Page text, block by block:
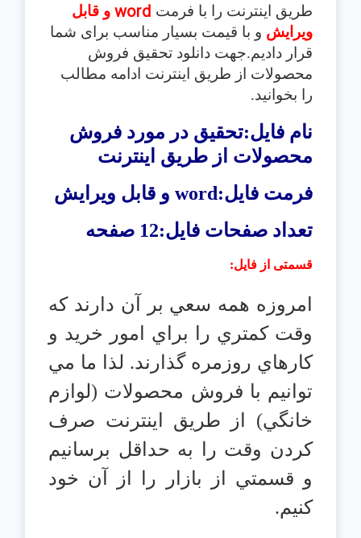
طريق اينترنت را با فرمت word و قابل
ویرایش و با قیمت بسیار مناسب برای شما
قرار دادیم.جهت دانلود تحقیق فروش
محصولات از طريق اينترنت ادامه مطالب
را بخوانید.
نام فایل:تحقیق در مورد فروش
محصولات از طريق اينترنت
فرمت فایل:word و قابل ویرایش
تعداد صفحات فایل:12 صفحه
قسمتی از فایل:
امروزه همه سعي بر آن دارند كه
وقت كمتري را براي امور خريد و
كارهاي روزمره گذارند. لذا ما مي
توانيم با فروش محصولات (لوازم
خانگي) از طريق اينترنت صرف
كردن وقت را به حداقل برسانيم
و قسمتي از بازار را از آن خود
كنيم.